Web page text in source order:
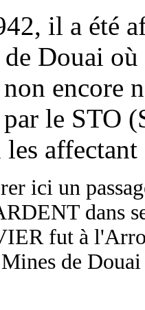
il a été
Douai
encore
par le STO
ici un
dans
fut à
de Douai